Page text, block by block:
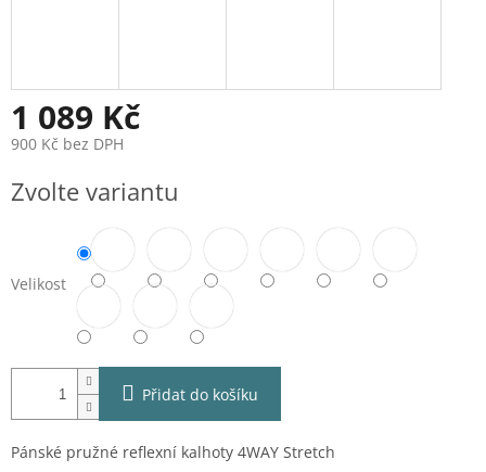
1 089 Kč
900 Kč bez DPH
cena:
Zvolte variantu
Velikost
Přidat do košíku
Pánské pružné reflexní kalhoty 4WAY Stretch